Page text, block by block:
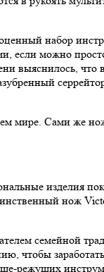
набор
если можно
выяснилось,
Сами же
изделия
нож
семейной
чтобы
режущих